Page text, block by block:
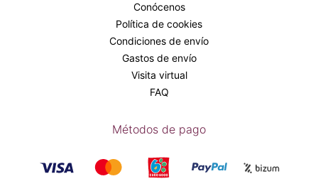
Conócenos
Política de cookies
Condiciones de envío
Gastos de envío
Visita virtual
FAQ
Métodos de pago